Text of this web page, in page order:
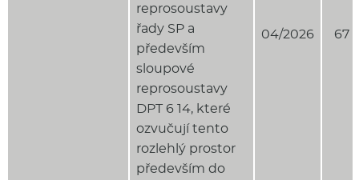
04/2026 67
reprosoustavy
řady SP a
především
sloupové
reprosoustavy
DPT 6 14, které
ozvučují tento
rozlehlý prostor
především do